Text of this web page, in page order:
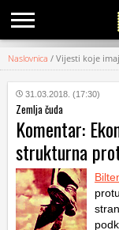
KATEGORIJE
HRVATSKI
WEB
Naslovnica / Vijesti koje
31.03.2018. (17:30)
Zemlja čuda
Komentar:
strukturna